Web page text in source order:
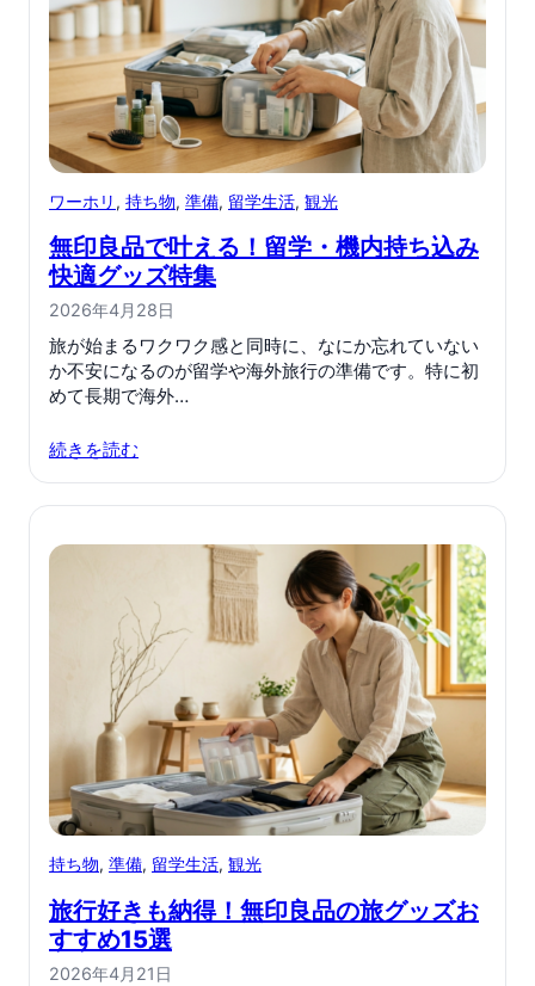
ワーホリ , 持ち物, 準備, 留学生活, 観光
無印良品で叶える！留学・機内持ち込み
快適グッズ特集
2026年4月28日
旅が始まるワクワク感と同時に、なにか忘れていない
か不安になるのが留学や海外旅行の準備です。特に初
めて長期で海外…
続きを読む
持ち物, 準備, 留学生活, 観光
旅行好きも納得！無印良品の旅グッズお
すすめ15選
2026年4月21日